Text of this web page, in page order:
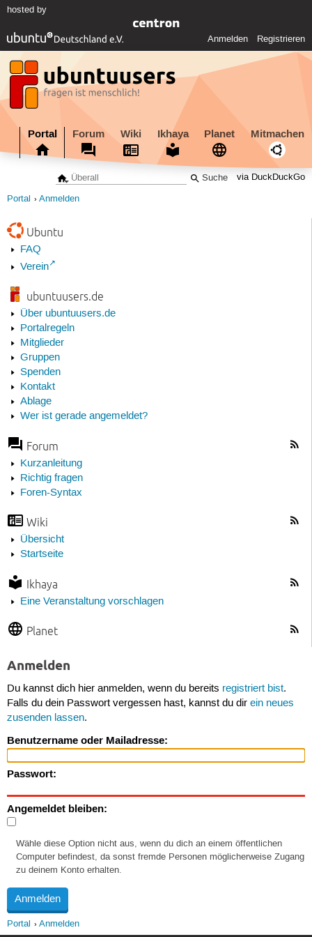
hosted by
Anmelden Registrieren
Portal Forum Wiki Ikhaya Planet Mitmachen
via DuckDuckGo
Portal Anmelden
Ubuntu
FAQ
Verein
ubuntuusers.de
Über ubuntuusers.de
Portalregeln
Mitglieder
Gruppen
Spenden
Kontakt
Ablage
Wer ist gerade angemeldet?
Forum
Kurzanleitung
Richtig fragen
Foren-Syntax
Wiki
Übersicht
Startseite
Ikhaya
Eine Veranstaltung vorschlagen
Planet
Anmelden
Du kannst dich hier anmelden, wenn du bereits registriert bist.
Falls du dein Passwort vergessen hast, kannst du dir ein neues
zusenden lassen.
Benutzername oder Mailadresse:
Passwort:
Angemeldet bleiben:
Wähle diese Option nicht aus, wenn du dich an einem öffentlichen
Computer befindest, da sonst fremde Personen möglicherweise Zugang
zu deinem Konto erhalten.
Portal Anmelden